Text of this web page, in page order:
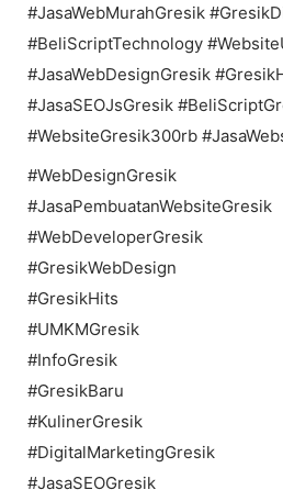
#JasaWebMurahGresik
#BeliScriptTechnology
#JasaWebDesignGresik
#JasaSEOJsGresik
#WebsiteGresik300rb
#WebDesignGresik
#JasaPembuatanWebsiteGresik
#WebDeveloperGresik
#GresikWebDesign
#GresikHits
#UMKMGresik
#InfoGresik
#GresikBaru
#KulinerGresik
#DigitalMarketingGresik
#JasaSEOGresik